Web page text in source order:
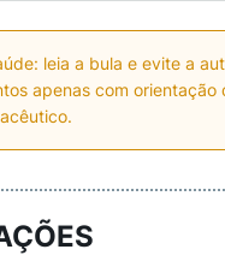
leia a bula e evite a
apenas com orientação